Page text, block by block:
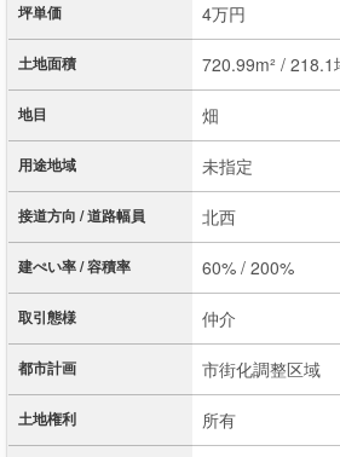
坪単価 4万円
土地面積 720.99m² / 218.1
地目 畑
用途地域 未指定
接道方向 / 道路幅員 北西
建ぺい率 / 容積率 60% / 200%
取引態様 仲介
都市計画 市街化調整区域
土地権利 所有